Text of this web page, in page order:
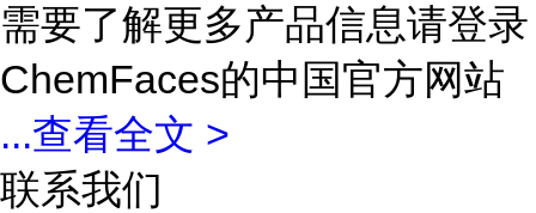
需要了解更多产品信息请登录
ChemFaces的中国官方网站
...查看全文 >
联系我们